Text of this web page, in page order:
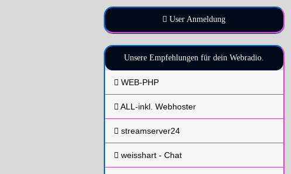
User Anmeldung
Unsere Empfehlungen für dein Webradio.
WEB-PHP
ALL-inkl. Webhoster
streamserver24
weisshart - Chat